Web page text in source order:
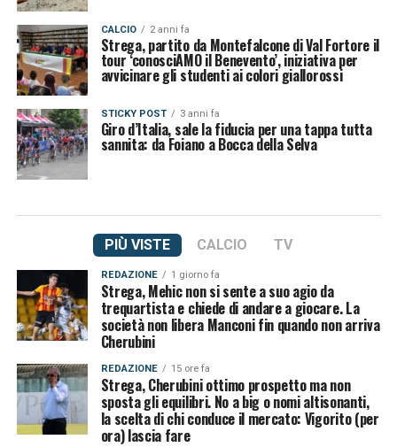
CALCIO 2 anni fa
Strega, partito da Montefalcone di Val Fortore il
tour ‘conosciAMO il Benevento’, iniziativa per
avvicinare gli studenti ai colori giallorossi
STICKY POST 3 anni fa
Giro d’Italia, sale la fiducia per una tappa tutta
sannita: da Foiano a Bocca della Selva
PIÙ VISTE CALCIO TV
REDAZIONE 1 giorno fa
Strega, Mehic non si sente a suo agio da
trequartista e chiede di andare a giocare. La
società non libera Manconi fin quando non arriva
Cherubini
REDAZIONE 15 ore fa
Strega, Cherubini ottimo prospetto ma non
sposta gli equilibri. No a big o nomi altisonanti,
la scelta di chi conduce il mercato: Vigorito (per
ora) lascia fare